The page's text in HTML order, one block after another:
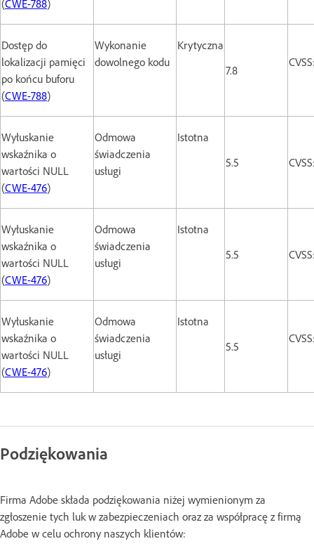
(CWE-788)
Dostęp do
lokalizacji pamięci
po końcu buforu
(CWE-788)
Wykonanie
dowolnego kodu
Krytyczna
7.8
Wyłuskanie
wskaźnika o
wartości NULL
(CWE-476)
Odmowa
świadczenia
usługi
Istotna
5.5
Wyłuskanie
wskaźnika o
wartości NULL
(CWE-476)
Odmowa
świadczenia
usługi
Istotna
5.5
Wyłuskanie
wskaźnika o
wartości NULL
(CWE-476)
Odmowa
świadczenia
usługi
Istotna
5.5
Podziękowania
Firma Adobe składa podziękowania niżej wymienionym za
zgłoszenie tych luk w zabezpieczeniach oraz za współpracę z firmą
Adobe w celu ochrony naszych klientów: